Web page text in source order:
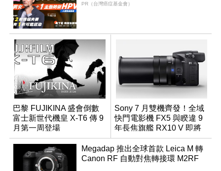
PR（台灣癌症基金會）
巴黎 FUJIKINA 盛會倒數
富士新世代機皇 X-T6 傳 9
月第一周登場
Sony 7 月雙機齊發！全域
快門電影機 FX5 與睽違 9
年長焦旗艦 RX10 V 即將
登場
Megadap 推出全球首款 Leica M 轉
Canon RF 自動對焦轉接環 M2RF